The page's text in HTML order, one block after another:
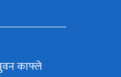
काफ्ले